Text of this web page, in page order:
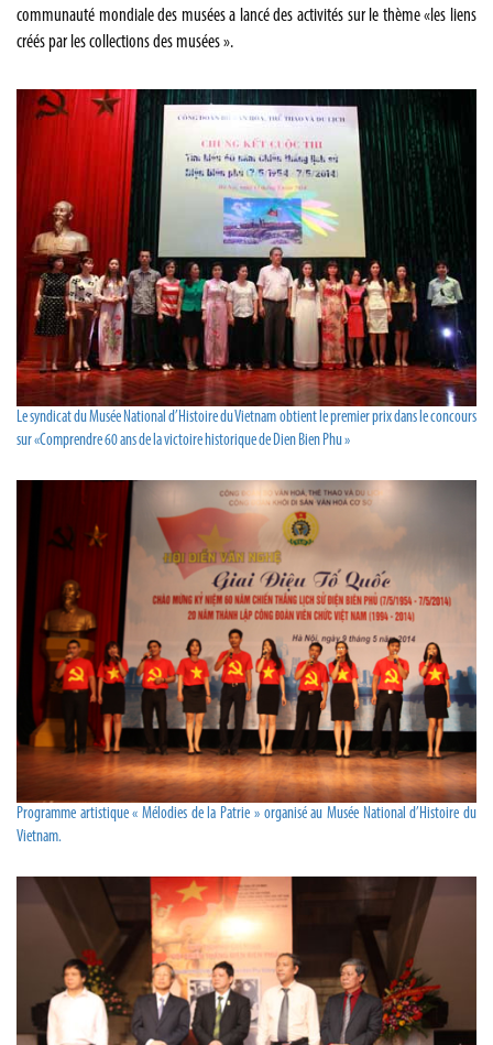
communauté mondiale des musées a lancé des activités sur le thème «les liens
créés par les collections des musées ».
Le syndicat du Musée National d’Histoire du Vietnam obtient le premier prix dans le concours
sur «Comprendre 60 ans de la victoire historique de Dien Bien Phu »
Programme artistique « Mélodies de la Patrie » organisé au Musée National d’Histoire du
Vietnam.